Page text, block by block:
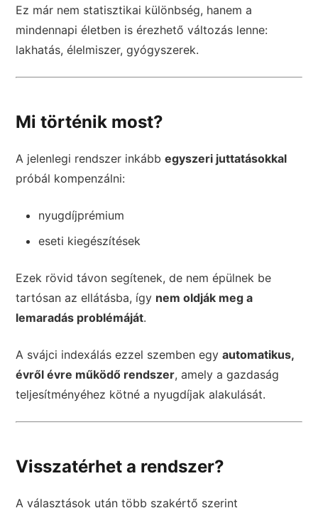
Ez már nem statisztikai különbség, hanem a
mindennapi életben is érezhető változás lenne:
lakhatás, élelmiszer, gyógyszerek.
Mi történik most?
A jelenlegi rendszer inkábbegyszeri juttatásokkal
próbál kompenzálni:
nyugdíjprémium
eseti kiegészítések
Ezek rövid távon segítenek, de nem épülnek be
tartósan az ellátásba, így nem oldják meg a
lemaradás problémáját.
A svájci indexálás ezzel szemben egyautomatikus,
évről évre működő rendszer, amely a gazdaság
teljesítményéhez kötné a nyugdíjak alakulását.
Visszatérhet a rendszer?
A választások után több szakértő szerint